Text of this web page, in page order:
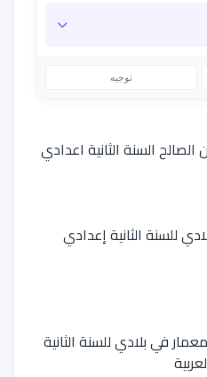
توجيه
السنة الثانية اعدادي
للسنة الثانية إعدادي
في بلادي للسنة الثانية